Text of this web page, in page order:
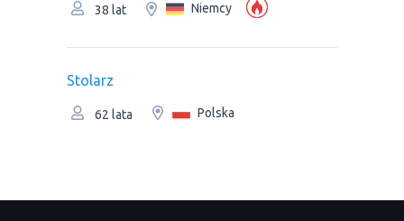
38 lat Niemcy
Stolarz
62 lata Polska